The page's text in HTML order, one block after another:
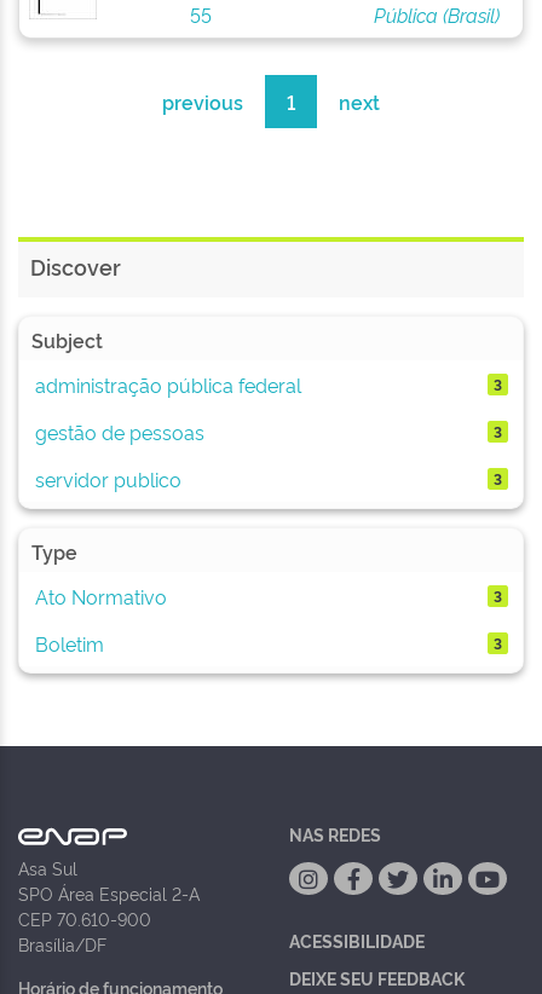
55
Pública (Brasil)
previous 1 next
Discover
Subject
administração pública federal
3
gestão de pessoas 3
servidor publico 3
Type
Ato Normativo
3
Boletim 3
Asa Sul
SPO Área Especial 2-A
CEP 70.610-900
Brasília/DF
Horário de funcionamento
NAS REDES
ACESSIBILIDADE
DEIXE SEU FEEDBACK